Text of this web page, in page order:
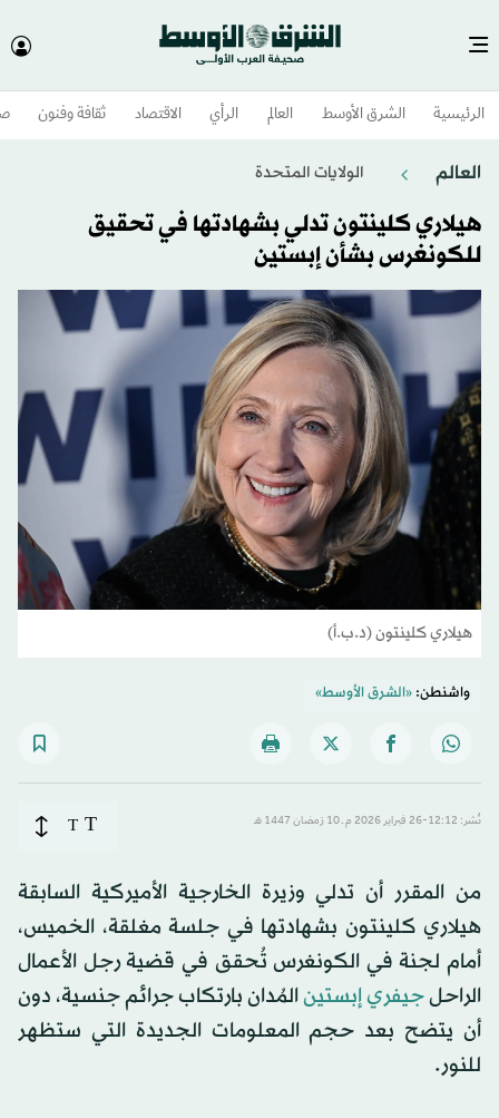
الرئيسية الشرق الأوسط​ العالم الرأي الاقتصاد ثقافة وفنون
العالم الولايات المتحدة​
هيلاري كلينتون تدلي بشهادتها في تحقيق
للكونغرس بشأن إبستين
هيلاري كلينتون (د.ب.أ)
واشنطن:«الشرق الأوسط»
نُشر: 12:12-26 فبراير 2026 م ـ 10 رَمضان 1447 هـ T
T
من ‌المقرر أن تدلي وزيرة الخارجية الأميركية السابقة
هيلاري كلينتون بشهادتها في جلسة مغلقة، الخميس،
أمام لجنة في الكونغرس تُحقق في قضية رجل ​الأعمال
الراحلجيفري إبستينالمُدان بارتكاب جرائم جنسية، دون
أن يتضح بعد حجم المعلومات الجديدة التي ستظهر
للنور.